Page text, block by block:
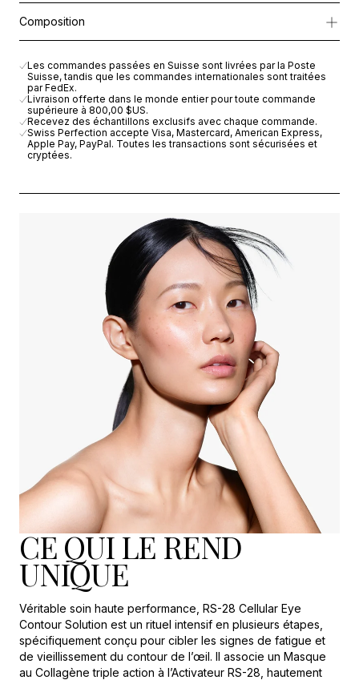
Ce protocole exclusif lisse visiblement les ridules, ravive la
Le rituel se conclut par l’application de laCrème Yeux
liquide.
Une fois le masque entièrement imprégné d’activateur, ouvrir
Laisser agir 15 à 20 minutes. Retirer le masque et masser
Composition
RS-28 EYE MASK ACTIVATOR: AQUA (WATER) , BUTYLENE
CELLULAR NOURISHING EYE CREAM
Les commandes passées en Suisse sont livrées par la Poste
Suisse, tandis que les commandes internationales sont traitées
par FedEx.
Livraison offerte dans le monde entier pour toute commande
supérieure à 800,00 $US.
Recevez des échantillons exclusifs avec chaque commande.
Swiss Perfection accepte Visa, Mastercard, American Express,
Apple Pay, PayPal. Toutes les transactions sont sécurisées et
cryptées.
CE QUI LE REND
UNIQUE
Véritable soin haute performance, RS-28 Cellular Eye
Contour Solution est un rituel intensif en plusieurs étapes,
spécifiquement conçu pour cibler les signes de fatigue et
de vieillissement du contour de l’œil. Il associe un Masque
au Collagène triple action à l’Activateur RS-28, hautement